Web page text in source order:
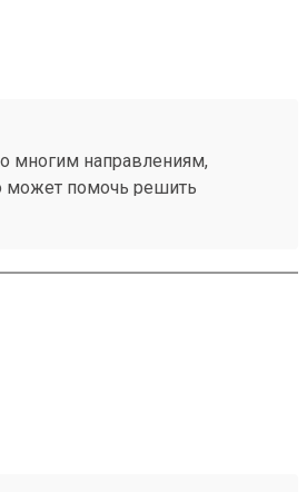
многим направлениям,
может помочь решить